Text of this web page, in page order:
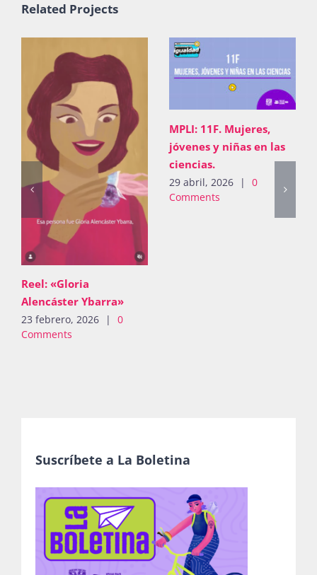
Related Projects
Reel: «Gloria
Alencáster Ybarra»
23 febrero, 2026 |
0
Comments
MPLI: 11F. Mujeres,
jóvenes y niñas en las
ciencias.
29 abril, 2026 |
0
Comments
Suscríbete a La Boletina